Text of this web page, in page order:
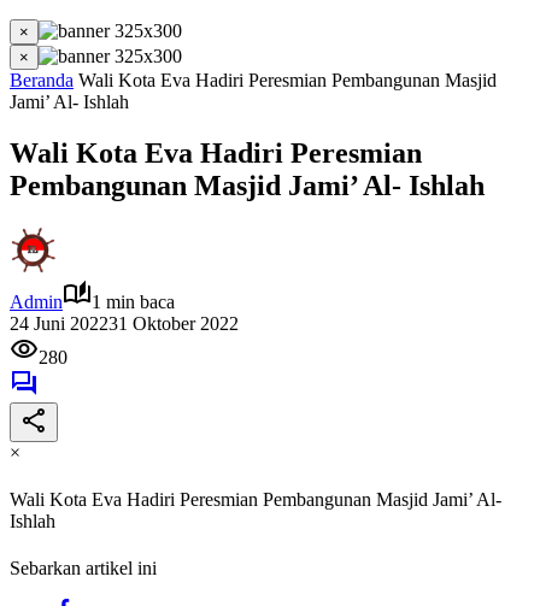
×
×
Beranda Wali Kota Eva Hadiri Peresmian Pembangunan Masjid
Jami’ Al- Ishlah
Wali Kota Eva Hadiri Peresmian
Pembangunan Masjid Jami’ Al- Ishlah
Admin
1 min baca
24 Juni 202231 Oktober 2022
280
×
Wali Kota Eva Hadiri Peresmian Pembangunan Masjid Jami’ Al-
Ishlah
Sebarkan artikel ini